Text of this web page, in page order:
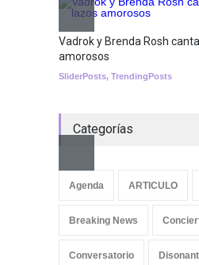
Vadrok y Brenda Rosh
amorosos
SliderPosts, TrendingPosts
Categorías
Agenda ARTICULO
Breaking News
Conversatorio